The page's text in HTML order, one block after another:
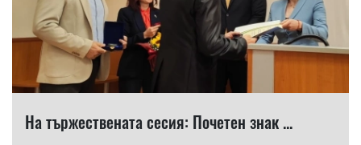
На тържествената сесия: Почетен знак ...